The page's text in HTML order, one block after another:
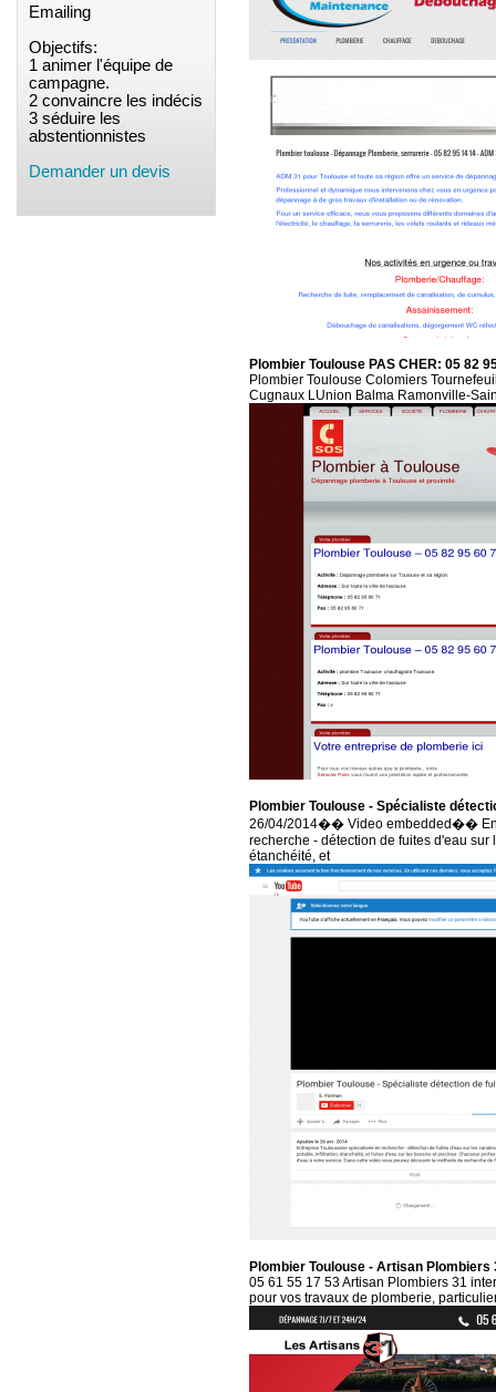
Emailing
Objectifs:
1 animer l'équipe de
campagne.
2 convaincre les indécis
3 séduire les
abstentionnistes
Demander un devis
Plombier Toulouse PAS CHER: 05 82
Plombier Toulouse Colomiers
Cugnaux LUnion Balma Ramonville-
Plombier Toulouse - Spécialiste
26/04/2014�� Video embedded��
recherche - détection de fuites d'eau
étanchéité, et
Plombier Toulouse - Artisan Plombiers
05 61 55 17 53 Artisan Plombiers 31
pour vos travaux de plomberie,